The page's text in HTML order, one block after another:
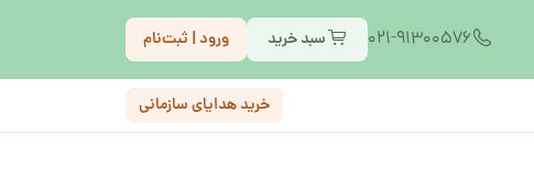
021-91300576 سبد خرید ورود | ثبت‌نام
خرید هدایای سازمانی